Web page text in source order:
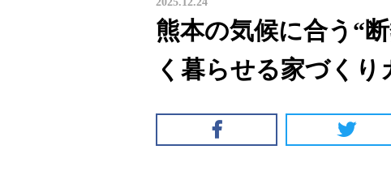
熊本の気候に合う“
く暮らせる家づくり